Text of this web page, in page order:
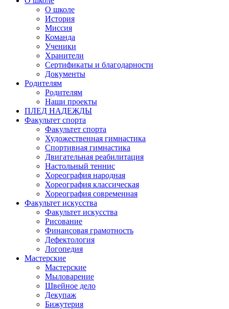
О школе
История
Миссия
Команда
Ученики
Хранители
Сертификаты и благодарности
Документы
Родителям
Родителям
Наши проекты
ПЛЕД НАДЕЖДЫ
Факультет спорта
Факультет спорта
Художественная гимнастика
Спортивная гимнастика
Двигательная реабилитация
Настольный теннис
Хореография народная
Хореография классическая
Хореография современная
Факультет искусства
Факультет искусства
Рисование
Финансовая грамотность
Дефектология
Логопедия
Мастерские
Мастерские
Мыловарение
Швейное дело
Декупаж
Бижутерия